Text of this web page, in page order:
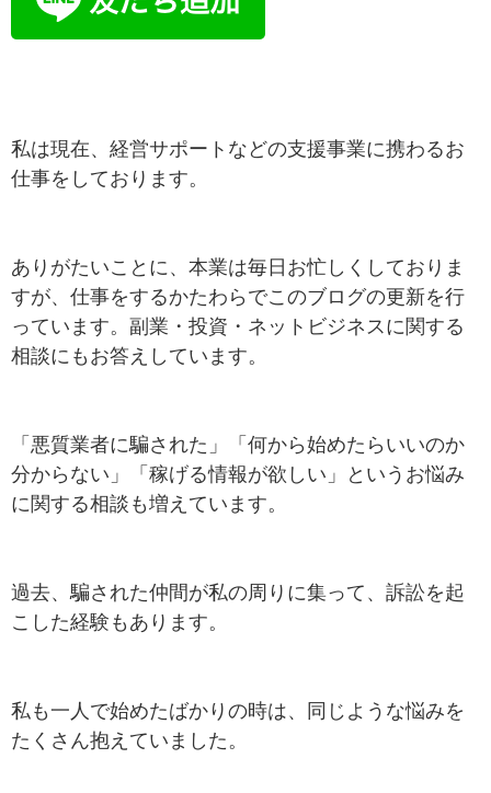
私は現在、経営サポートなどの支援事業に携わるお
仕事をしております。
ありがたいことに、本業は毎日お忙しくしておりま
すが、仕事をするかたわらでこのブログの更新を行
っています。副業・投資・ネットビジネスに関する
相談にもお答えしています。
「悪質業者に騙された」「何から始めたらいいのか
分からない」「稼げる情報が欲しい」というお悩み
に関する相談も増えています。
過去、騙された仲間が私の周りに集って、訴訟を起
こした経験もあります。
私も一人で始めたばかりの時は、同じような悩みを
たくさん抱えていました。